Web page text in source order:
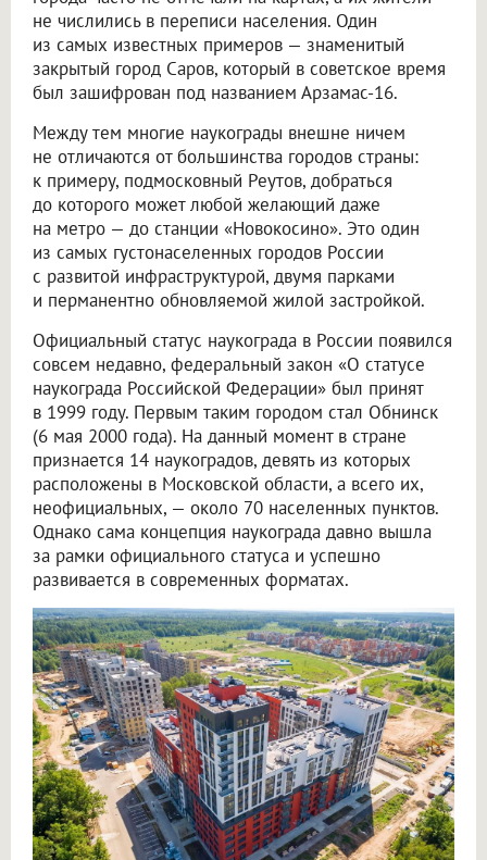
не числились в переписи населения. Один
из самых известных примеров — знаменитый
закрытый город Саров, который в советское время
был зашифрован под названием Арзамас-16.
Между тем многие наукограды внешне ничем
не отличаются от большинства городов страны:
к примеру, подмосковный Реутов, добраться
до которого может любой желающий даже
на метро — до станции «Новокосино». Это один
из самых густонаселенных городов России
с развитой инфраструктурой, двумя парками
и перманентно обновляемой жилой застройкой.
Официальный статус наукограда в России появился
совсем недавно, федеральный закон «О статусе
наукограда Российской Федерации» был принят
в 1999 году. Первым таким городом стал Обнинск
(6 мая 2000 года). На данный момент в стране
признается 14 наукоградов, девять из которых
расположены в Московской области, а всего их,
неофициальных, — около 70 населенных пунктов.
Однако сама концепция наукограда давно вышла
за рамки официального статуса и успешно
развивается в современных форматах.